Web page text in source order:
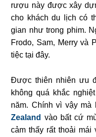
rượu này được xây
cho khách du lịch có
gian như trong phim.
Frodo, Sam, Merry và
tiệc tại đây.
Được thiên nhiên ưu
không quá khắc
năm. Chính vì vậy mà
Zealand vào bất cứ
cảm thấy rất thoải